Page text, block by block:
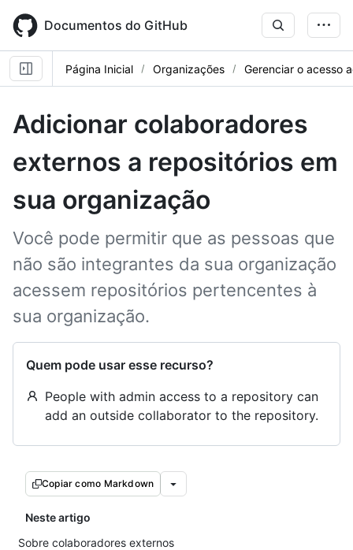
main
content
Documentos do GitHub
Página Inicial Organizações Gerenciar o acesso
Adicionar colaboradores
externos a repositórios em
sua organização
Você pode permitir que as pessoas que
não são integrantes da sua organização
acessem repositórios pertencentes à
sua organização.
Quem pode usar esse recurso?
People with admin access to a repository can
add an outside collaborator to the repository.
Copiar como Markdown
Neste artigo
Sobre colaboradores externos